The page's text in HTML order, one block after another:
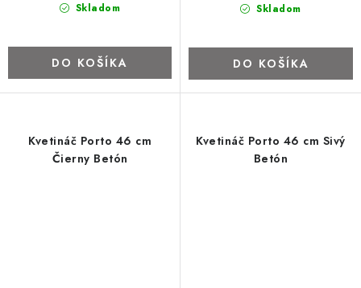
Skladom
DO KOŠÍKA
Skladom
DO KOŠÍKA
Kvetináč Porto 46 cm
Čierny Betón
Kvetináč Porto 46 cm Sivý
Betón